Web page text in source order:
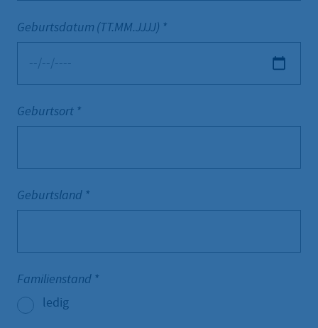
Geburtsdatum (TT.MM.JJJJ) *
Geburtsort *
Geburtsland *
Familienstand *
ledig